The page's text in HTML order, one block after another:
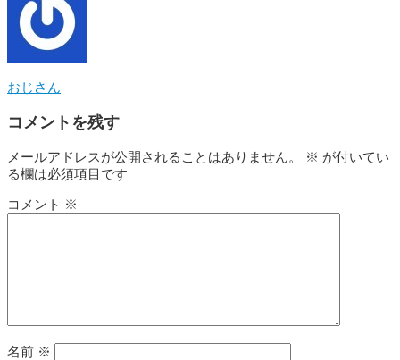
おじさん
コメントを残す
メールアドレスが公開されることはありません。 ※ が付いてい
る欄は必須項目です
コメント ※
名前 ※